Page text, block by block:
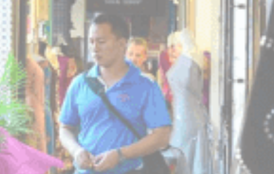
没有这种类型的cookie。
偏好类
偏好类cookie允许保存用户的偏好用于下次访问。例如可以
保留用户语言。
名称 提供者
间
_deCookiesConsentID
D-edge
Cookie
Consent
Remember user's
consent on Cookies
and consent